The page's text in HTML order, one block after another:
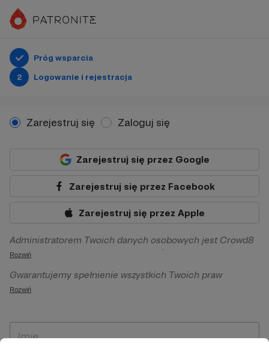
Próg wsparcia
2
Logowanie i rejestracja
Zarejestruj się Zaloguj się
Zarejestruj się przez Google
Zarejestruj się przez Facebook
Zarejestruj się przez Apple
Administratorem Twoich danych osobowych jest Crowd8
sp. z o.o. z siedziba w Warszawie, ul. Żwirki i Wigury 16, 02-
092 Warszawa. Twoje dane osobowe będą przetwarzane w
szczególności w celu wykonania umowy zawartej z Tobą, w
Patronite.pl, w tym możliwości dokonywania oraz
otrzymywania wsparcia na naszej platformie oraz
Rozwiń
Gwarantujemy spełnienie wszystkich Twoich praw
wynikających z ogólnego rozporządzenia o ochronie
ich przenoszenia, niepodlegania zautomatyzowanemu
Rozwiń